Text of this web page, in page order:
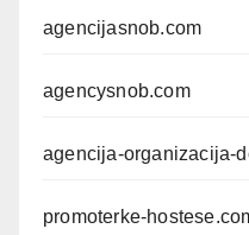
agencijasnob.com
agencysnob.com
agencija-organizacija-
promoterke-